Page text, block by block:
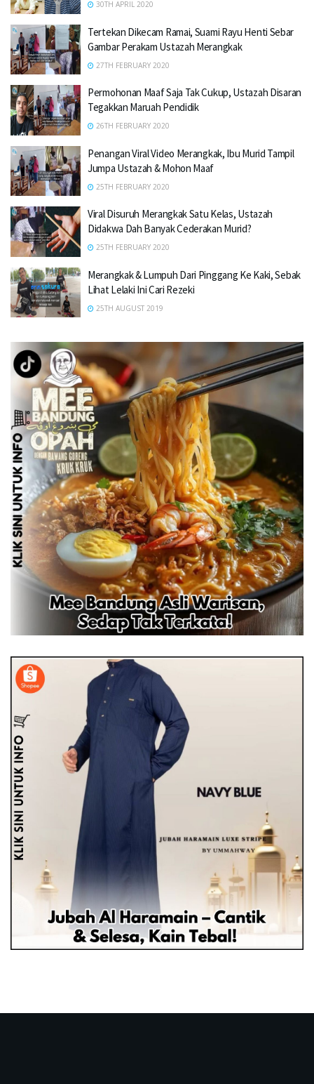
30TH APRIL 2020
Tertekan Dikecam Ramai, Suami Rayu Henti Sebar
Gambar Perakam Ustazah Merangkak
27TH FEBRUARY 2020
Permohonan Maaf Saja Tak Cukup, Ustazah Disaran
Tegakkan Maruah Pendidik
26TH FEBRUARY 2020
Penangan Viral Video Merangkak, Ibu Murid Tampil
Jumpa Ustazah & Mohon Maaf
25TH FEBRUARY 2020
Viral Disuruh Merangkak Satu Kelas, Ustazah
Didakwa Dah Banyak Cederakan Murid?
25TH FEBRUARY 2020
Merangkak & Lumpuh Dari Pinggang Ke Kaki, Sebak
Lihat Lelaki Ini Cari Rezeki
25TH AUGUST 2019